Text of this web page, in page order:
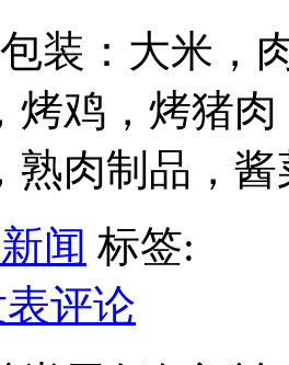
包装：大米
烤鸡，烤猪
熟肉制品，
闻 标签:
评论